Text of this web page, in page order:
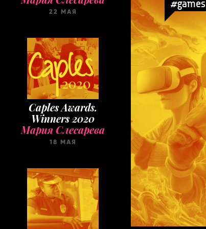
22 МАЯ
Caples Awards.
Winners 2020
Мария Слесарева
18 МАЯ
#games